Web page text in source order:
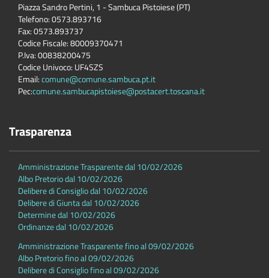
Piazza Sandro Pertini, 1 - Sambuca Pistoiese (PT)
Telefono: 0573.893716
Fax: 0573.893737
Codice Fiscale: 80009370471
P.Iva: 00838200475
Codice Univoco: UF4SZS
Email:comune@comune.sambuca.pt.it
Pec:comune.sambucapistoiese@postacert.toscana.it
Trasparenza
Amministrazione Trasparente dal 10/02/2026
Albo Pretorio dal 10/02/2026
Delibere di Consiglio dal 10/02/2026
Delibere di Giunta dal 10/02/2026
Determine dal 10/02/2026
Ordinanze dal 10/02/2026
Amministrazione Trasparente fino al 09/02/2026
Albo Pretorio fino al 09/02/2026
Delibere di Consiglio fino al 09/02/2026